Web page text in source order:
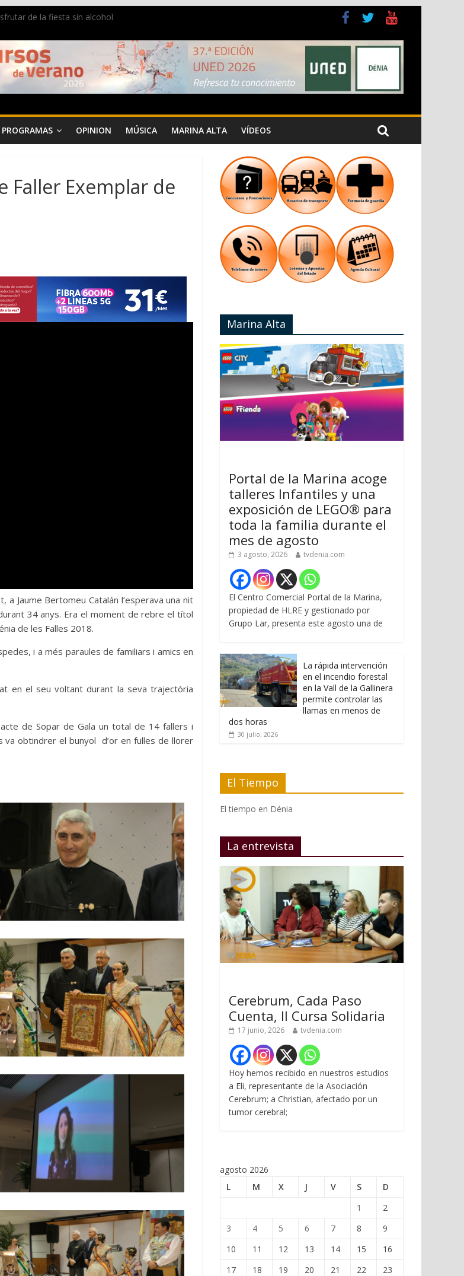
de la fiesta sin alcohol
Marqués de Campo con la recepción a la Capitanía Cristiana
agosto a figuras nacionales e internacionales en los Jardins de Torrecremada
la ciudad y dan inicio a las fiestas en Dénia
PROGRAMAS OPINION MÚSICA MARINA ALTA VÍDEOS
Faller Exemplar de
a Jaume Bertomeu Catalán l’esperava una nit
34 anys. Era el moment de rebre el títol
de les Falles 2018.
i a més paraules de familiars i amics en
en el seu voltant durant la seva trajectòria
de Sopar de Gala un total de 14 fallers i
va obtindrer el bunyol d’or en fulles de llorer
Marina Alta
Portal de la Marina acoge
talleres Infantiles y una
exposición de LEGO® para
toda la familia durante el
mes de agosto
3 agosto, 2026 tvdenia.com
El Centro Comercial Portal de la Marina,
propiedad de HLRE y gestionado por
Grupo Lar, presenta este agosto una de
La rápida intervención
en el incendio forestal
en la Vall de la Gallinera
permite controlar las
llamas en menos de
dos horas
30 julio, 2026
El Tiempo
El tiempo en Dénia
La entrevista
Cerebrum, Cada Paso
Cuenta, II Cursa Solidaria
17 junio, 2026 tvdenia.com
Hoy hemos recibido en nuestros estudios
a Eli, representante de la Asociación
Cerebrum; a Christian, afectado por un
tumor cerebral;
agosto 2026
L
M X J V S
D
1
2
3
4 5 6 7 8
9
10
11 12 13 14 15
16
17
18 19 20 21 22
23